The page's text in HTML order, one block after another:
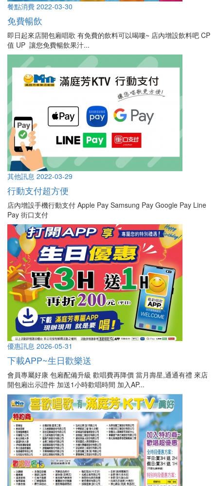
餐點消費 2022-03-30
免費暢飲
即日起來店開包廂唱歌 有免費的飲料可以喝嘍~ 店內增設飲料吧 CP
值 UP 讓您免費暢飲果汁...
其他訊息 2022-03-29
行動支付超方便
店內增設手機行動支付 Apple Pay Samsung Pay Google Pay Line
Pay 街口支付
優惠訊息 2026-05-31
下載APP~生日歡樂送
會員專屬好康 包廂配備升級 歡唱費再降價 當月壽星,通通有禮 來店
開包廂出示證件 加送1小時歡唱時間 加入AP...